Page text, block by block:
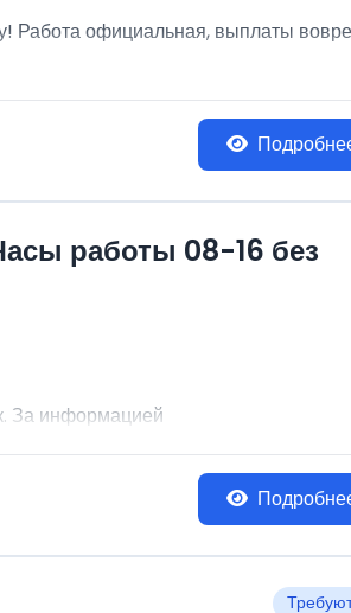
Работа официальная, выплаты
работы 08-16 без
За информацией